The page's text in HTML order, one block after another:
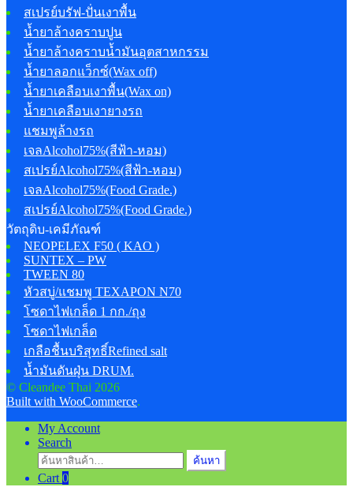
สเปรย์บรัฟ-ปั่นเงาพื้น
น้ำยาล้างคราบปูน
น้ำยาล้างคราบน้ำมันอุตสาหกรรม
น้ำยาลอกแว็กซ์(Wax off)
น้ำยาเคลือบเงาพื้น(Wax on)
น้ำยาเคลือบเงายางรถ
แชมพูล้างรถ
เจลAlcohol75%(สีฟ้า-หอม)
สเปรย์Alcohol75%(สีฟ้า-หอม)
เจลAlcohol75%(Food Grade.)
สเปรย์Alcohol75%(Food Grade.)
วัตถุดิบ-เคมีภัณฑ์
NEOPELEX F50 ( KAO )
SUNTEX – PW
TWEEN 80
หัวสบู่/แชมพู TEXAPON N70
โซดาไฟเกล็ด 1 กก./ถุง
โซดาไฟเกล็ด
เกลือชื้นบริสุทธิ์Refined salt
น้ำมันดันฝุ่น DRUM.
© Cleandee Thai 2026
Built with WooCommerce.
My Account
Search
ค้นหา:
ค้นหา
Cart 0